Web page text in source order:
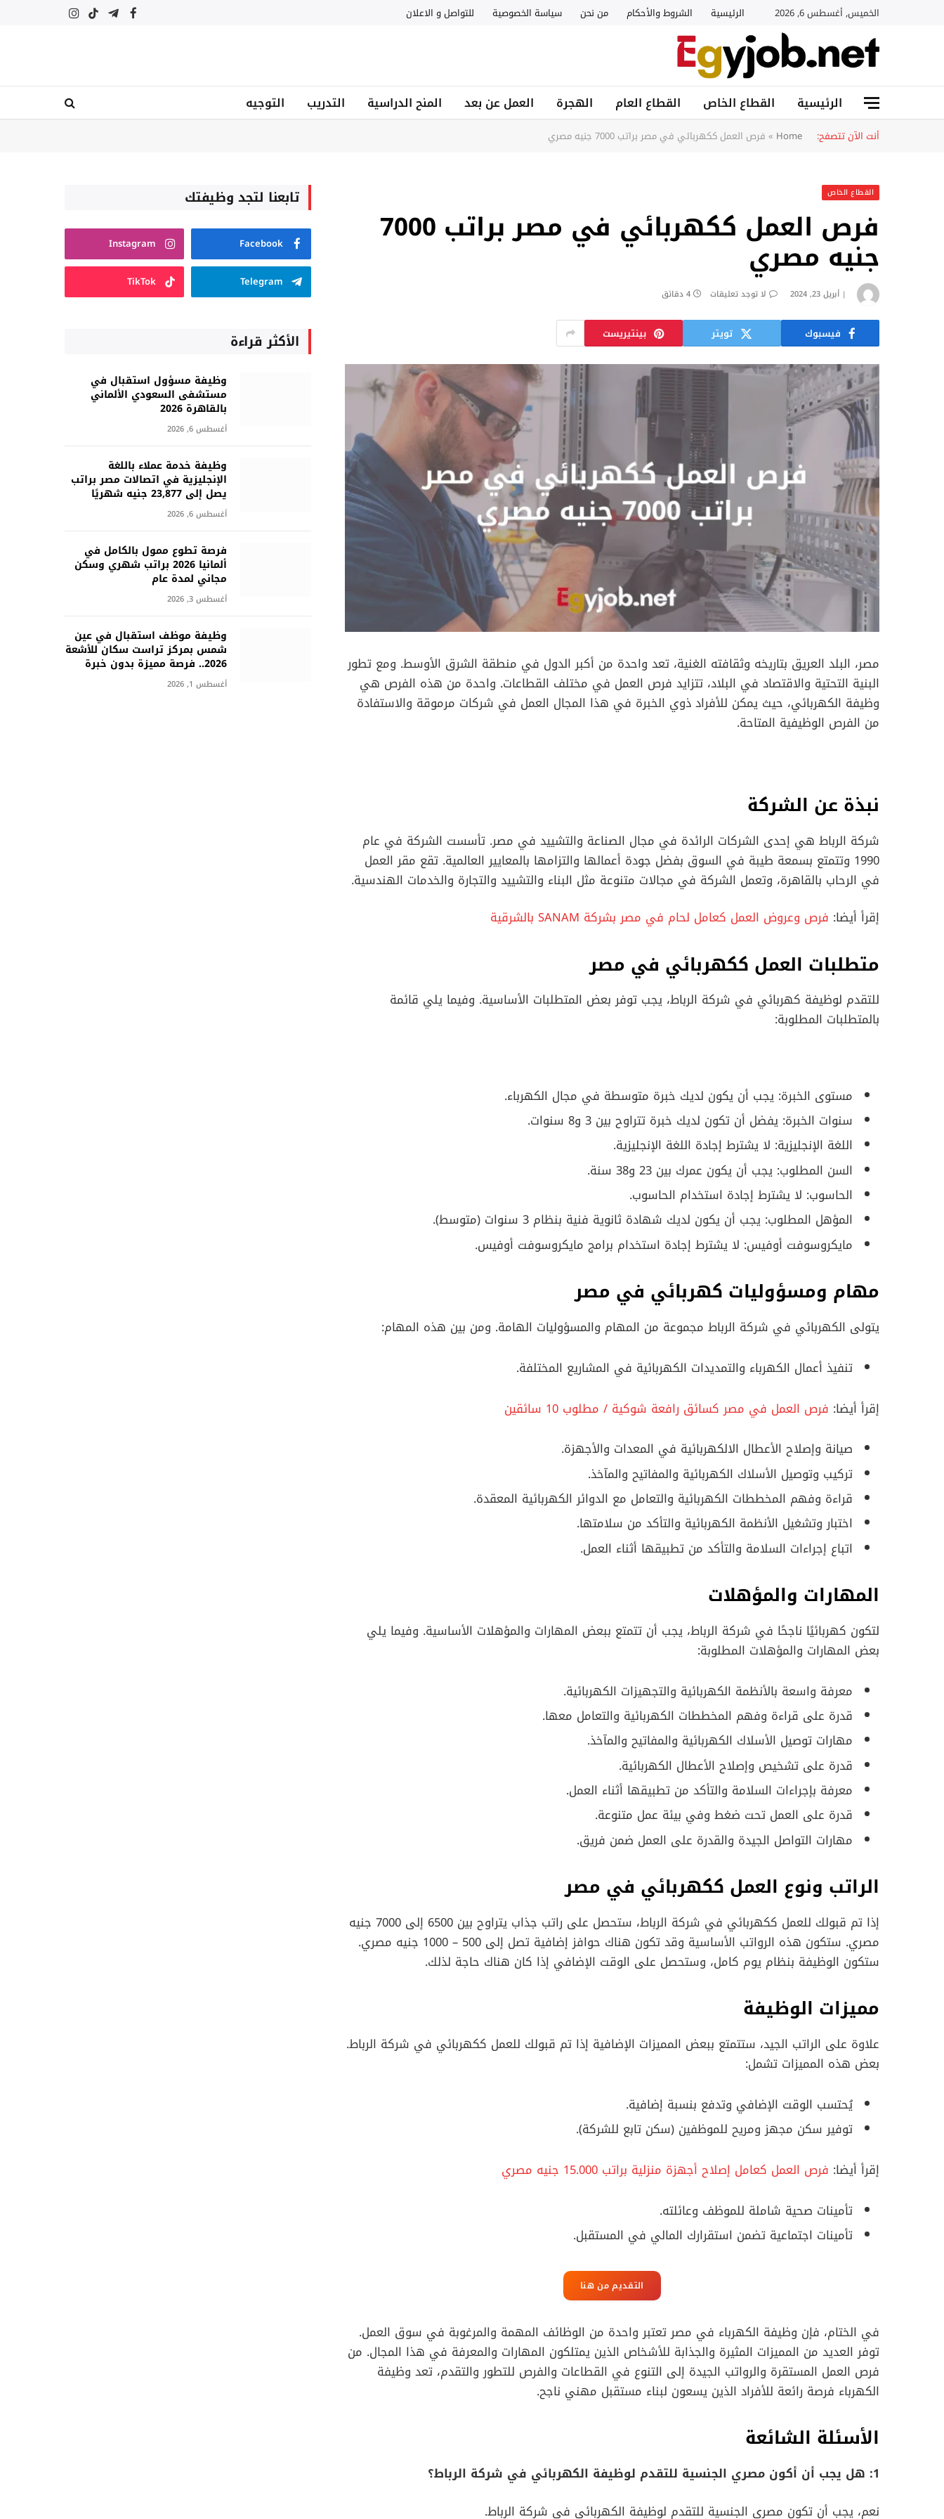
الخميس, أغسطس 6, 2026 الرئيسية الشروط والأحكام من نحن سياسة الخصوصية للتواصل و الاعلان فيسبوكتيلقرامتيكتوكالانستغرام
الرئيسية القطاع الخاص القطاع العام الهجرة العمل عن بعد المنح الدراسية التدريب التوجيه
أنت الآن تتصفح: Home
» فرص العمل ككهربائي في مصر براتب 7000 جنيه مصري
القطاع الخاص
فرص العمل ككهربائي في مصر براتب 7000
جنيه مصري
أبريل 23, 2024 لا توجد تعليقات 4 دقائق
فيسبوك تويتر بينتيريست
مصر، البلد العريق بتاريخه وثقافته الغنية، تعد واحدة من أكبر الدول في منطقة الشرق الأوسط. ومع تطور
البنية التحتية والاقتصاد في البلاد، تتزايد فرص العمل في مختلف القطاعات. واحدة من هذه الفرص هي
وظيفة الكهربائي، حيث يمكن للأفراد ذوي الخبرة في هذا المجال العمل في شركات مرموقة والاستفادة
من الفرص الوظيفية المتاحة.
نبذة عن الشركة
شركة الرباط هي إحدى الشركات الرائدة في مجال الصناعة والتشييد في مصر. تأسست الشركة في عام
1990 وتتمتع بسمعة طيبة في السوق بفضل جودة أعمالها والتزامها بالمعايير العالمية. تقع مقر العمل
في الرحاب بالقاهرة، وتعمل الشركة في مجالات متنوعة مثل البناء والتشييد والتجارة والخدمات الهندسية.
إقرأ أيضا: فرص وعروض العمل كعامل لحام في مصر بشركة SANAM بالشرقية
متطلبات العمل ككهربائي في مصر
للتقدم لوظيفة كهربائي في شركة الرباط، يجب توفر بعض المتطلبات الأساسية. وفيما يلي قائمة
بالمتطلبات المطلوبة:
مستوى الخبرة: يجب أن يكون لديك خبرة متوسطة في مجال الكهرباء.
سنوات الخبرة: يفضل أن تكون لديك خبرة تتراوح بين 3 و8 سنوات.
اللغة الإنجليزية: لا يشترط إجادة اللغة الإنجليزية.
السن المطلوب: يجب أن يكون عمرك بين 23 و38 سنة.
الحاسوب: لا يشترط إجادة استخدام الحاسوب.
المؤهل المطلوب: يجب أن يكون لديك شهادة ثانوية فنية بنظام 3 سنوات (متوسط).
مايكروسوفت أوفيس: لا يشترط إجادة استخدام برامج مايكروسوفت أوفيس.
مهام ومسؤوليات كهربائي في مصر
يتولى الكهربائي في شركة الرباط مجموعة من المهام والمسؤوليات الهامة. ومن بين هذه المهام:
تنفيذ أعمال الكهرباء والتمديدات الكهربائية في المشاريع المختلفة.
إقرأ أيضا: فرص العمل في مصر كسائق رافعة شوكية / مطلوب 10 سائقين
صيانة وإصلاح الأعطال الالكهربائية في المعدات والأجهزة.
تركيب وتوصيل الأسلاك الكهربائية والمفاتيح والمآخذ.
قراءة وفهم المخططات الكهربائية والتعامل مع الدوائر الكهربائية المعقدة.
اختبار وتشغيل الأنظمة الكهربائية والتأكد من سلامتها.
اتباع إجراءات السلامة والتأكد من تطبيقها أثناء العمل.
المهارات والمؤهلات
لتكون كهربائيًا ناجحًا في شركة الرباط، يجب أن تتمتع ببعض المهارات والمؤهلات الأساسية. وفيما يلي
بعض المهارات والمؤهلات المطلوبة:
معرفة واسعة بالأنظمة الكهربائية والتجهيزات الكهربائية.
قدرة على قراءة وفهم المخططات الكهربائية والتعامل معها.
مهارات توصيل الأسلاك الكهربائية والمفاتيح والمآخذ.
قدرة على تشخيص وإصلاح الأعطال الكهربائية.
معرفة بإجراءات السلامة والتأكد من تطبيقها أثناء العمل.
قدرة على العمل تحت ضغط وفي بيئة عمل متنوعة.
مهارات التواصل الجيدة والقدرة على العمل ضمن فريق.
الراتب ونوع العمل ككهربائي في مصر
إذا تم قبولك للعمل ككهربائي في شركة الرباط، ستحصل على راتب جذاب يتراوح بين 6500 إلى 7000 جنيه
مصري. ستكون هذه الرواتب الأساسية وقد تكون هناك حوافز إضافية تصل إلى 500 – 1000 جنيه مصري.
ستكون الوظيفة بنظام يوم كامل، وستحصل على الوقت الإضافي إذا كان هناك حاجة لذلك.
مميزات الوظيفة
علاوة على الراتب الجيد، ستتمتع ببعض المميزات الإضافية إذا تم قبولك للعمل ككهربائي في شركة الرباط.
بعض هذه المميزات تشمل:
يُحتسب الوقت الإضافي وتدفع بنسبة إضافية.
توفير سكن مجهز ومريح للموظفين (سكن تابع للشركة).
إقرأ أيضا: فرص العمل كعامل إصلاح أجهزة منزلية براتب 15.000 جنيه مصري
تأمينات صحية شاملة للموظف وعائلته.
تأمينات اجتماعية تضمن استقرارك المالي في المستقبل.
التقديم من هنا
في الختام، فإن وظيفة الكهرباء في مصر تعتبر واحدة من الوظائف المهمة والمرغوبة في سوق العمل.
توفر العديد من المميزات المثيرة والجذابة للأشخاص الذين يمتلكون المهارات والمعرفة في هذا المجال. من
فرص العمل المستقرة والرواتب الجيدة إلى التنوع في القطاعات والفرص للتطور والتقدم، تعد وظيفة
الكهرباء فرصة رائعة للأفراد الذين يسعون لبناء مستقبل مهني ناجح.
الأسئلة الشائعة
1: هل يجب أن أكون مصري الجنسية للتقدم لوظيفة الكهربائي في شركة الرباط؟
نعم، يجب أن تكون مصري الجنسية للتقدم لوظيفة الكهربائي في شركة الرباط.
تابعنا لتجد وظيفتك
Facebook
Instagram
Telegram
TikTok
الأكثر قراءة
وظيفة مسؤول استقبال في
مستشفى السعودي الألماني
بالقاهرة 2026
أغسطس 6, 2026
وظيفة خدمة عملاء باللغة
الإنجليزية في اتصالات مصر براتب
يصل إلى 23,877 جنيه شهريًا
أغسطس 6, 2026
فرصة تطوع ممول بالكامل في
ألمانيا 2026 براتب شهري وسكن
مجاني لمدة عام
أغسطس 3, 2026
وظيفة موظف استقبال في عين
شمس بمركز تراست سكان للأشعة
2026.. فرصة مميزة بدون خبرة
أغسطس 1, 2026